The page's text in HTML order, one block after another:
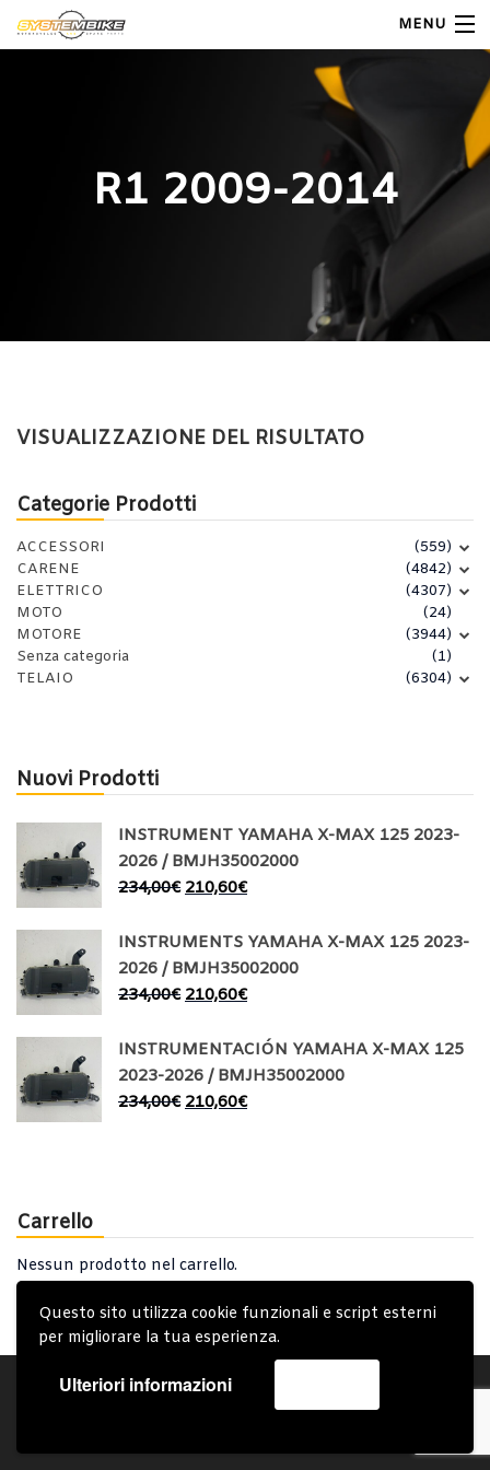
Questo sito utilizza cookie funzionali e script esterni
per migliorare la tua esperienza.
Ulteriori informazioni
MENU
Shop MotoR1 2009-2014
Categorie Prodotti
ACCESSORI
(559)
CARENE
(4842)
ELETTRICO
(4307)
MOTO
(24)
MOTORE
(3944)
Senza categoria
(1)
TELAIO
(6304)
Nuovi Prodotti
INSTRUMENT YAMAHA X-MAX 125 2023-
2026 / BMJH35002000
234,00€ 210,60€
INSTRUMENTS YAMAHA X-MAX 125 2023-
2026 / BMJH35002000
234,00€ 210,60€
INSTRUMENTACIÓN YAMAHA X-MAX 125
2023-2026 / BMJH35002000
234,00€ 210,60€
Carrello
Nessun prodotto nel carrello.
VISUALIZZAZIONE DEL RISULTATO
Account Condizioni Generali
Spedizione e Consegna